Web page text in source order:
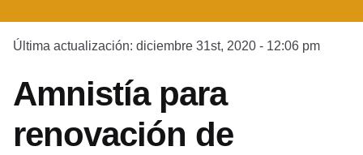
Última actualización: diciembre 31st, 2020 - 12:06 pm
Amnistía para
renovación de